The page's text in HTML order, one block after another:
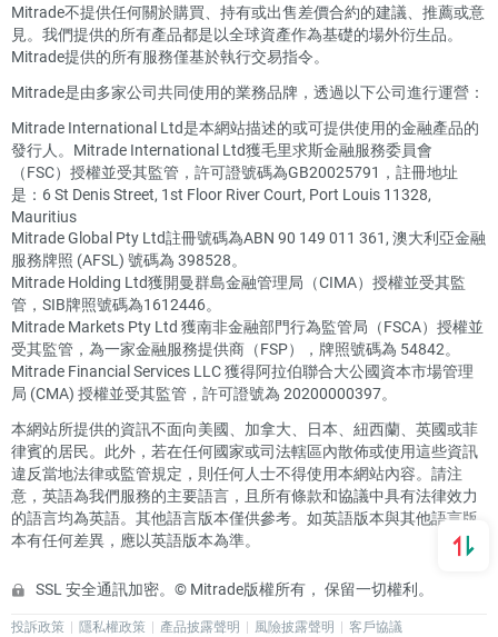
Mitrade不提供任何關於購買、持有或出售差價合約的建議、推薦或意
見。我們提供的所有產品都是以全球資產作為基礎的場外衍生品。
Mitrade提供的所有服務僅基於執行交易指令。
Mitrade是由多家公司共同使用的業務品牌，透過以下公司進行運營：
Mitrade International Ltd是本網站描述的或可提供使用的金融產品的
發行人。Mitrade International Ltd獲毛里求斯金融服務委員會
（FSC）授權並受其監管，許可證號碼為GB20025791，註冊地址
是：6 St Denis Street, 1st Floor River Court, Port Louis 11328,
Mauritius
Mitrade Global Pty Ltd註冊號碼為ABN 90 149 011 361, 澳大利亞金融
服務牌照 (AFSL) 號碼為 398528。
Mitrade Holding Ltd獲開曼群島金融管理局（CIMA）授權並受其監
管，SIB牌照號碼為1612446。
Mitrade Markets Pty Ltd 獲南非金融部門行為監管局（FSCA）授權並
受其監管，為一家金融服務提供商（FSP），牌照號碼為 54842。
Mitrade Financial Services LLC 獲得阿拉伯聯合大公國資本市場管理
局 (CMA) 授權並受其監管，許可證號為 20200000397。
本網站所提供的資訊不面向美國、加拿大、日本、紐西蘭、英國或菲
律賓的居民。此外，若在任何國家或司法轄區內散佈或使用這些資訊
違反當地法律或監管規定，則任何人士不得使用本網站內容。請注
意，英語為我們服務的主要語言，且所有條款和協議中具有法律效力
的語言均為英語。其他語言版本僅供參考。如英語版本與其他語言版
本有任何差異，應以英語版本為準。
SSL 安全通訊加密。© Mitrade版權所有， 保留一切權利。
投訴政策 隱私權政策 產品披露聲明 風險披露聲明 客戶協議